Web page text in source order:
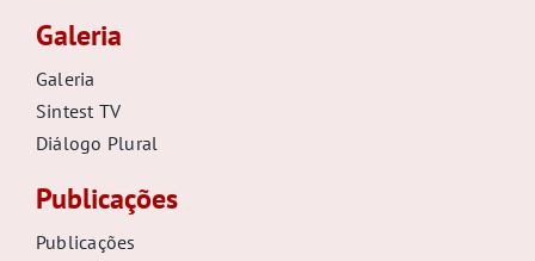
Galeria
Galeria
Sintest TV
Diálogo Plural
Publicações
Publicações